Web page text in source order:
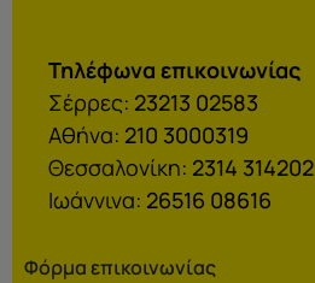
Τηλέφωνα επικοινωνίας
Σέρρες: 23213 02583
Αθήνα: 210 3000319
Θεσσαλονίκη: 2314 314202
Ιωάννινα: 26516 08616
Φόρμα επικοινωνίας